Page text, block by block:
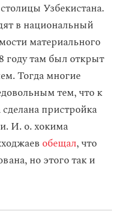
Узбекистана.
в национальный
материального
году там был открыт
Тогда многие
тем, что к
пристройка
И. о. хокима
обещал, что
но этого так и